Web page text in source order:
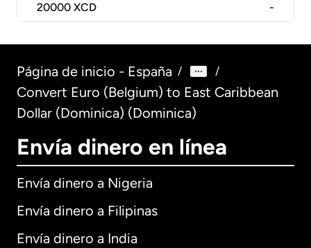
20000 XCD -
Página de inicio - España / /
Convert Euro (Belgium) to East Caribbean
Dollar (Dominica) (Dominica)
Envía dinero en línea
Envía dinero a Nigeria
Envía dinero a Filipinas
Envía dinero a India